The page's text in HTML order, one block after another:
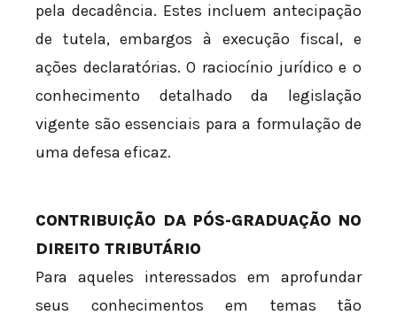
pela decadência. Estes incluem antecipação
de tutela, embargos à execução fiscal, e
ações declaratórias. O raciocínio jurídico e o
conhecimento detalhado da legislação
vigente são essenciais para a formulação de
uma defesa eficaz.
CONTRIBUIÇÃO DA PÓS-GRADUAÇÃO NO
DIREITO TRIBUTÁRIO
Para aqueles interessados em aprofundar
seus conhecimentos em temas tão